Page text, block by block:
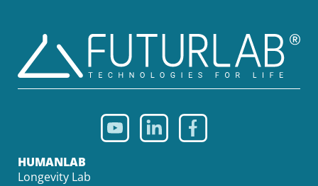
HUMANLAB
Longevity Lab